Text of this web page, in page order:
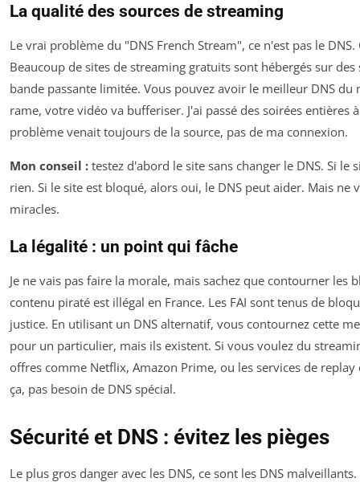
La qualité des sources de streaming
Le vrai problème du "DNS French Stream", ce n'est pas le
Beaucoup de sites de streaming gratuits sont hébergés sur
bande passante limitée. Vous pouvez avoir le meilleur DNS
rame, votre vidéo va bufferiser. J'ai passé des soirées entières
problème venait toujours de la source, pas de ma connexion.
Mon conseil : testez d'abord le site sans changer le DNS. Si le
rien. Si le site est bloqué, alors oui, le DNS peut aider. Mais ne
miracles.
La légalité : un point qui fâche
Je ne vais pas faire la morale, mais sachez que contourner les
contenu piraté est illégal en France. Les FAI sont tenus de
justice. En utilisant un DNS alternatif, vous contournez cette
pour un particulier, mais ils existent. Si vous voulez du
offres comme Netflix, Amazon Prime, ou les services de replay
ça, pas besoin de DNS spécial.
Sécurité et DNS : évitez les pièges
Le plus gros danger avec les DNS, ce sont les DNS